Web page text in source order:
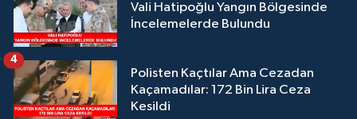
Vali Hatipoğlu Yangın Bölgesinde
İncelemelerde Bulundu
Polisten Kaçtılar Ama Cezadan
Kaçamadılar: 172 Bin Lira Ceza
Kesildi
4